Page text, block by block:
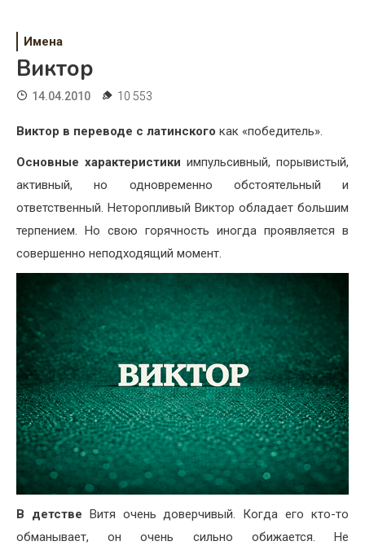
Дети
Свадьба
Хобби
Красота
Недвижимость
Имена
Виктор
14.04.2010 10 553
Виктор в переводе с латинского как «победитель».
Основные характеристики импульсивный, порывистый,
активный, но одновременно обстоятельный и
ответственный. Неторопливый Виктор обладает большим
терпением. Но свою горячность иногда проявляется в
совершенно неподходящий момент.
В детстве Витя очень доверчивый. Когда его кто-то
обманывает, он очень сильно обижается. Не